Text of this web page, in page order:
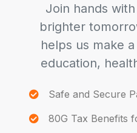
Join hands
brighter
helps us make
education,
Safe and Secure
80G Tax Benefits